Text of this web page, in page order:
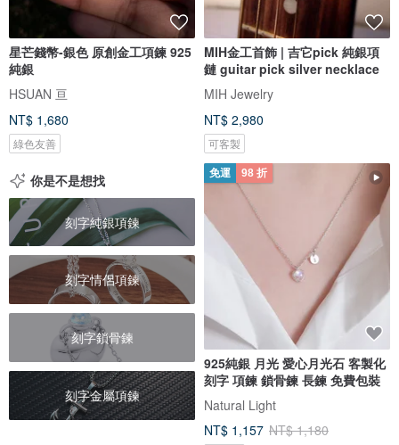
星芒錢幣-銀色 原創金工項鍊 925
純銀
HSUAN 亘
NT$ 1,680
綠色友善
MIH金工首飾 | 吉它pick 純銀項
鏈 guitar pick silver necklace
MIH Jewelry
NT$ 2,980
可客製
你是不是想找
刻字純銀項鍊
刻字情侶項鍊
刻字鎖骨鍊
刻字金屬項鍊
免運 98 折
925純銀 月光 愛心月光石 客製化
刻字 項鍊 鎖骨鍊 長鍊 免費包裝
Natural Light
NT$ 1,157 NT$ 1,180